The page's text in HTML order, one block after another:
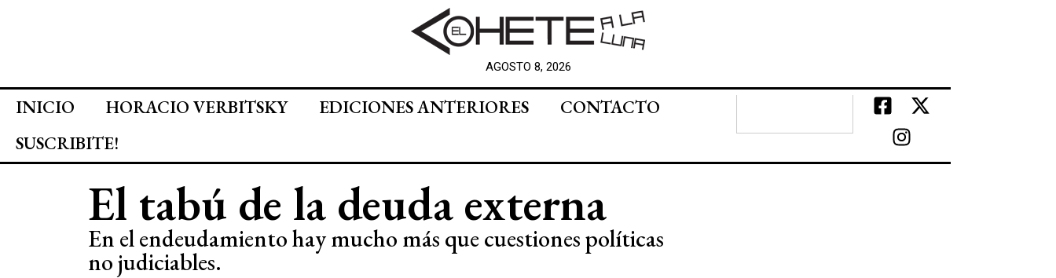
AGOSTO 8, 2026
INICIO HORACIO VERBITSKY EDICIONES ANTERIORES
CONTACTO
SUSCRIBITE!
El tabú de la deuda externa
En el endeudamiento hay mucho más que cuestiones políticas
no judiciables.